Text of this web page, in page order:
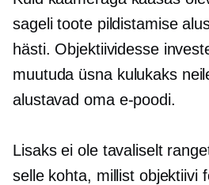
sageli toote pildistamise
hästi. Objektiividesse
muutuda üsna kulukaks
alustavad oma e-poodi.
Lisaks ei ole tavaliselt
selle kohta, millist objektiivi